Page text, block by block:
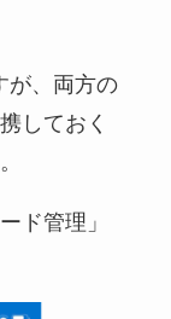
が、両方の
しておく
ド管理」